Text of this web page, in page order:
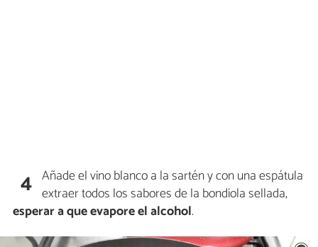
4 Añade el vino blanco a la sartén y con una espátula
extraer todos los sabores de la bondiola sellada,
esperar a que evapore el alcohol.